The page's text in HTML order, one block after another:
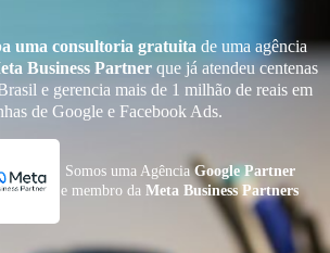
uma consultoria gratuita de uma agência
Business Partner que já atendeu centenas
e gerencia mais de 1 milhão de reais em
de Google e Facebook Ads.
Somos uma AgênciaGoogle Partner
e membro daMeta Business Partners